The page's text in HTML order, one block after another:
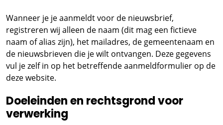
Wanneer je je aanmeldt voor de nieuwsbrief,
registreren wij alleen de naam (dit mag een fictieve
naam of alias zijn), het mailadres, de gemeentenaam en
de nieuwsbrieven die je wilt ontvangen. Deze gegevens
vul je zelf in op het betreffende aanmeldformulier op de
deze website.
Doeleinden en rechtsgrond voor
verwerking